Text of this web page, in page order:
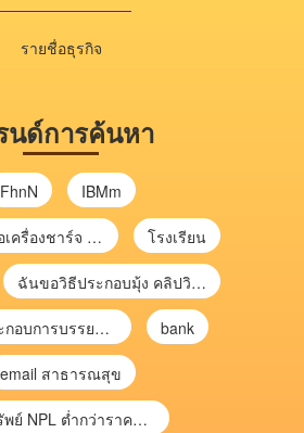
รายชื่อธุรกิจ
นด์การค้นหา
FhnN IBMm
-or-1304 ยี่ห้อเครื่องชาร์จ chargecore โรงเรียน
ฉันขอวิธีประกอบมุ้ง คลิปวิดีโอ การประกอบมุ้ง
เอกสารประกอบการบรรยาย การประเมินความเสี่ยงเพื่อวางแผนการตรวจสอบ \ bank
email สาธารณสุข
ซื้อทรัพย์ NPL ต่ำกว่าราคาตลาด 30-70% แบบไม่ต้องไปประมูล”